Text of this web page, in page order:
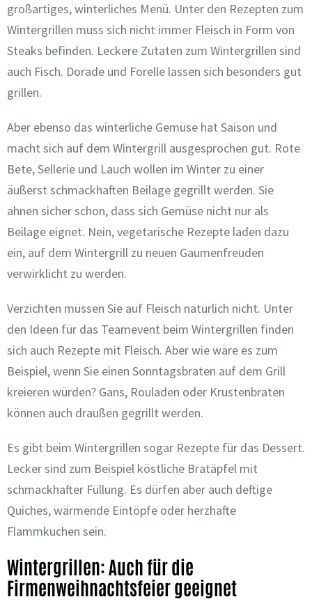
großartiges, winterliches Menü. Unter den Rezepten zum
Wintergrillen muss sich nicht immer Fleisch in Form von
Steaks befinden. Leckere Zutaten zum Wintergrillen sind
auch Fisch. Dorade und Forelle lassen sich besonders gut
grillen.
Aber ebenso das winterliche Gemüse hat Saison und
macht sich auf dem Wintergrill ausgesprochen gut. Rote
Bete, Sellerie und Lauch wollen im Winter zu einer
äußerst schmackhaften Beilage gegrillt werden. Sie
ahnen sicher schon, dass sich Gemüse nicht nur als
Beilage eignet. Nein, vegetarische Rezepte laden dazu
ein, auf dem Wintergrill zu neuen Gaumenfreuden
verwirklicht zu werden.
Verzichten müssen Sie auf Fleisch natürlich nicht. Unter
den Ideen für das Teamevent beim Wintergrillen finden
sich auch Rezepte mit Fleisch. Aber wie wäre es zum
Beispiel, wenn Sie einen Sonntagsbraten auf dem Grill
kreieren würden? Gans, Rouladen oder Krustenbraten
können auch draußen gegrillt werden.
Es gibt beim Wintergrillen sogar Rezepte für das Dessert.
Lecker sind zum Beispiel köstliche Bratäpfel mit
schmackhafter Füllung. Es dürfen aber auch deftige
Quiches, wärmende Eintöpfe oder herzhafte
Flammkuchen sein.
Wintergrillen: Auch für die
Firmenweihnachtsfeier geeignet